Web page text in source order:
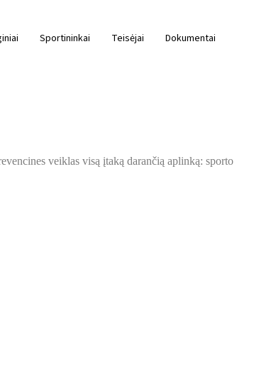
Sportininkai Teisėjai Dokumentai
veiklas visą įtaką darančią aplinką: sporto